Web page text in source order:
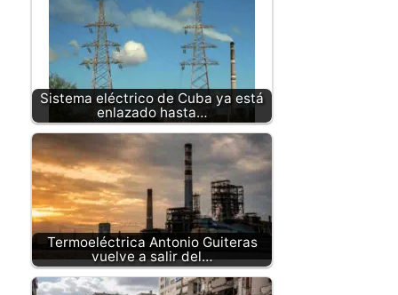
Sistema eléctrico de Cuba ya está
enlazado hasta…
Termoeléctrica Antonio Guiteras
vuelve a salir del…